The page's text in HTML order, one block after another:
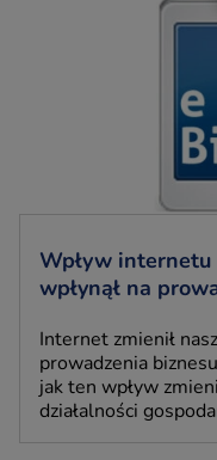
Wpływ
wpłynął na
Internet zmienił
prowadzenia
jak ten wpływ
działalności